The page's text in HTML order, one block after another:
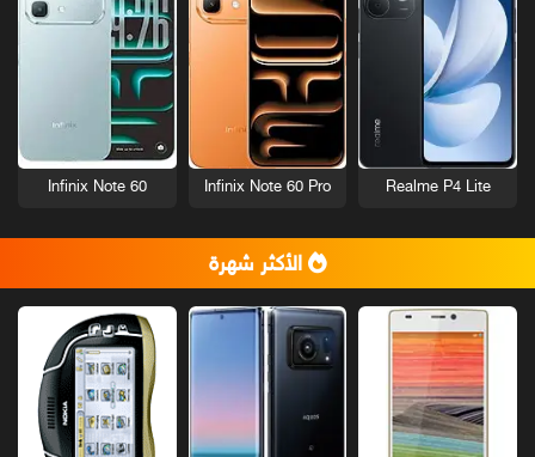
Realme P4 Lite
Infinix Note 60 Pro
Infinix Note 60
الأكثر شهرة